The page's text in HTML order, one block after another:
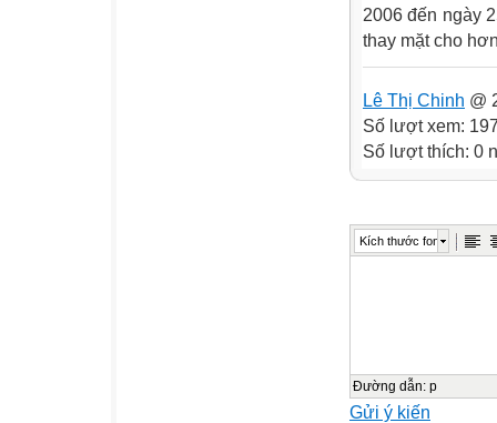
2006 đến ngày
thay mặt cho
Lê Thị Chinh @
Số lượt xem:
Số lượt thích: 0
Kích thước font
Đường dẫn: p
Gửi ý kiến